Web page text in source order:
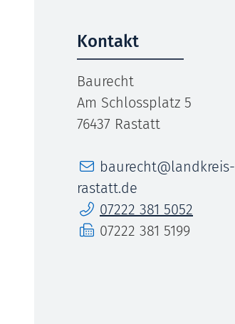
Kontakt
Baurecht
Am Schlossplatz 5
76437 Rastatt
E-Mailbaurecht@landkreis-
rastatt.de
Telefon07222 381 5052
Fax 07222 381 5199